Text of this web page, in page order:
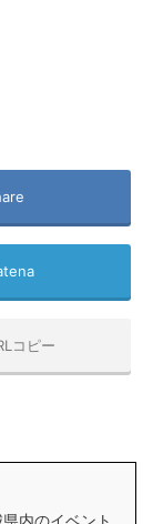
コピー
内のイベント